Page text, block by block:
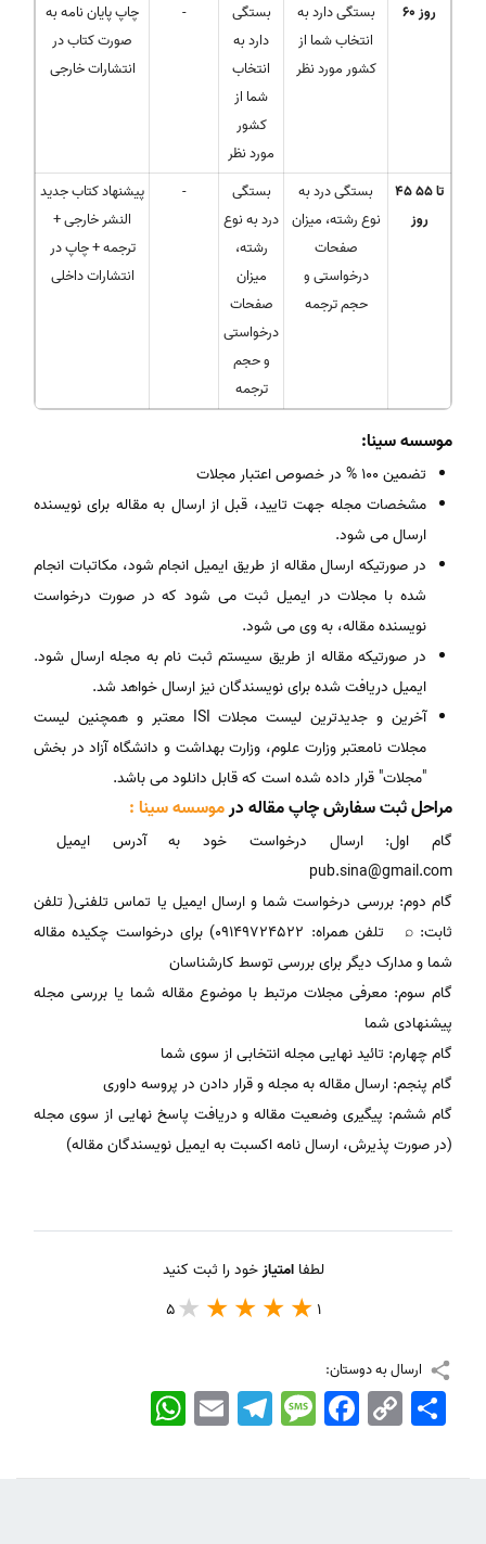
60روز
بستگی دارد به
انتخاب شما از
کشور مورد نظر
بستگی
دارد به
انتخاب
شما از
کشور
مورد نظر
-
چاپ پایان نامه به
صورت کتاب در
انتشارات خارجی
45تا 55
روز
بستگی درد به
نوع رشته، میزان
صفحات
درخواستی و
حجم ترجمه
بستگی
درد به نوع
رشته،
میزان
صفحات
درخواستی
و حجم
ترجمه
-
پیشنهاد کتاب جدید
النشر خارجی +
ترجمه + چاپ در
انتشارات داخلی
موسسه سینا:
تضمین 100 % در خصوص اعتبار مجلات
مشخصات مجله جهت تایید، قبل از ارسال به مقاله برای نویسنده
ارسال می شود.
در صورتیکه ارسال مقاله از طریق ایمیل انجام شود، مکاتبات انجام
شده با مجلات در ایمیل ثبت می شود که در صورت درخواست
نویسنده مقاله، به وی می شود.
در صورتیکه مقاله از طریق سیستم ثبت نام به مجله ارسال شود.
ایمیل دریافت شده برای نویسندگان نیز ارسال خواهد شد.
آخرین و جدیدترین لیست مجلات ISI معتبر و همچنین لیست
مجلات نامعتبر وزارت علوم، وزارت بهداشت و دانشگاه آزاد در بخش
"مجلات" قرار داده شده است که قابل دانلود می باشد.
مراحل ثبت سفارش چاپ مقاله درموسسه سینا :
گام اول: ارسال درخواست خود به آدرس ایمیل
pub.sina@gmail.com
گام دوم: بررسی درخواست شما و ارسال ایمیل یا تماس تلفنی( تلفن
ثابت: ⌕ تلفن همراه: ۰۹۱۴۹۷۲۴۵۲۲) برای درخواست چکیده مقاله
شما و مدارک دیگر برای بررسی توسط کارشناسان
گام سوم: معرفی مجلات مرتبط با موضوع مقاله شما یا بررسی مجله
پیشنهادی شما
گام چهارم: تائید نهایی مجله انتخابی از سوی شما
گام پنجم: ارسال مقاله به مجله و قرار دادن در پروسه داوری
گام ششم: پیگیری وضعیت مقاله و دریافت پاسخ نهایی از سوی مجله
(در صورت پذیرش، ارسال نامه اکسبت به ایمیل نویسندگان مقاله)
لطفاامتیازخود را ثبت کنید
1
5
ارسال به دوستان:
WhatsApp EmailTelegramMessageFacebook Copy
Link
اشتراک